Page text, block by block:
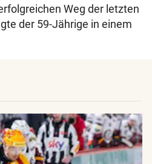
Weg der letzten
der 59-Jährige in einem